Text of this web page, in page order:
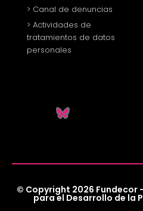
> Canal de denuncias
> Actividades de
tratamientos de datos
personales
© Copyright 2026 Fundecor
para el Desarrollo de la